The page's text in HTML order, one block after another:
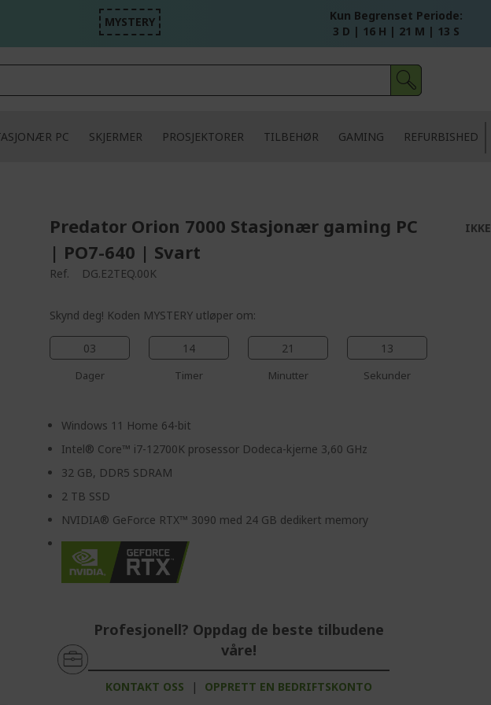
MYSTERY
Kun Begrenset Periode:
3 D | 16 H | 21 M | 12 S
PC SKJERMER PROSJEKTORER TILBEHØR GAMING REFURBISHED
Predator Orion 7000 Stasjonær gaming PC
| PO7-640 | Svart
Ref. DG.E2TEQ.00K
Skynd deg! Koden MYSTERY utløper om:
03
Dager
14
Timer
21
Minutter
13
Sekunder
Windows 11 Home 64-bit
Intel® Core™ i7-12700K prosessor Dodeca-kjerne 3,60 GHz
32 GB, DDR5 SDRAM
2 TB SSD
NVIDIA® GeForce RTX™ 3090 med 24 GB dedikert memory
Profesjonell? Oppdag de beste tilbudene
våre!
KONTAKT OSS | OPPRETT EN BEDRIFTSKONTO